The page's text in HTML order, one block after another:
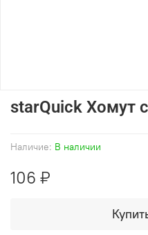
Наличие: В наличии
starQuick Хомут
106 ₽